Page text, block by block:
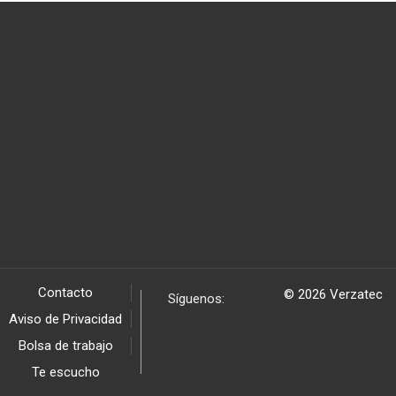
Contacto
Aviso de Privacidad
Bolsa de trabajo
Te escucho
Síguenos: © 2026 Verzatec